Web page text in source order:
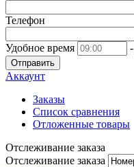
Телефон
Удобное время -
Отправить
Аккаунт
Заказы
Список сравнения
Отложенные товары
Отслеживание заказа
Отслеживание заказа